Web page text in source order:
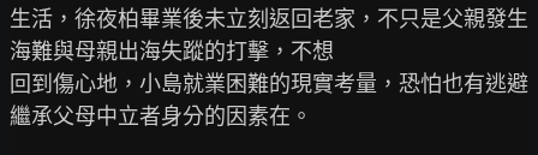
生活，徐夜柏畢業後未立刻返回老家，不只是父親發生
海難與母親出海失蹤的打擊，不想
回到傷心地，小島就業困難的現實考量，恐怕也有逃避
繼承父母中立者身分的因素在。